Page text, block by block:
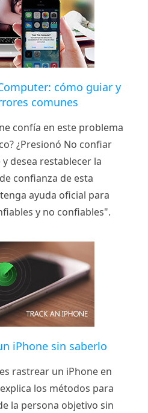
cómo guiar y
comunes
confía en este problema
¿Presionó No confiar
desea restablecer la
confianza de esta
ayuda oficial para
y no confiables".
iPhone sin saberlo
rastrear un iPhone en
los métodos para
la persona objetivo sin